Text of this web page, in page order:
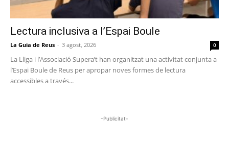
Lectura inclusiva a l’Espai Boule
La Guia de Reus - 3 agost, 2026 0
La Lliga i l’Associació Supera’t han organitzat una activitat conjunta a
l’Espai Boule de Reus per apropar noves formes de lectura
accessibles a través...
-Publicitat-